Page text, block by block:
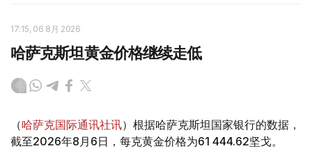
17:15, 06 8月 2026
哈萨克斯坦黄金价格继续走低
（哈萨克国际通讯社讯）根据哈萨克斯坦国家银行的数据，
截至2026年8月6日，每克黄金价格为61 444.62坚戈。